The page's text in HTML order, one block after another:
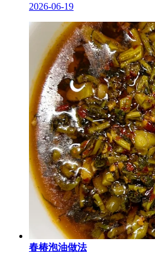
2026-06-19
春椿泡油做法